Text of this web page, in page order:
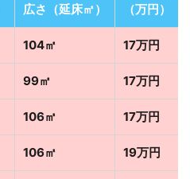
広さ（延床㎡）
（万円）
104㎡ 17万円
99㎡ 17万円
106㎡ 17万円
106㎡ 19万円